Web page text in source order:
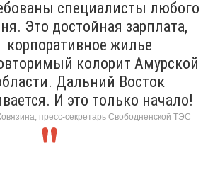
специалисты любого
Это достойная зарплата,
корпоративное жилье
колорит Амурской
Дальний Восток
И это только начало!
пресс-секретарь Свободненской ТЭС